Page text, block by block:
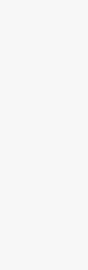
lateral